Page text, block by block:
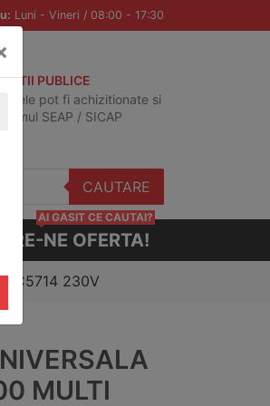
Luni - Vineri / 08:00 - 17:30
PUBLICE
pot fi achizitionate si
SEAP / SICAP
CAUTARE
NE OFERTA!
AI GASIT CE CAUTAI?
230V
MULTI